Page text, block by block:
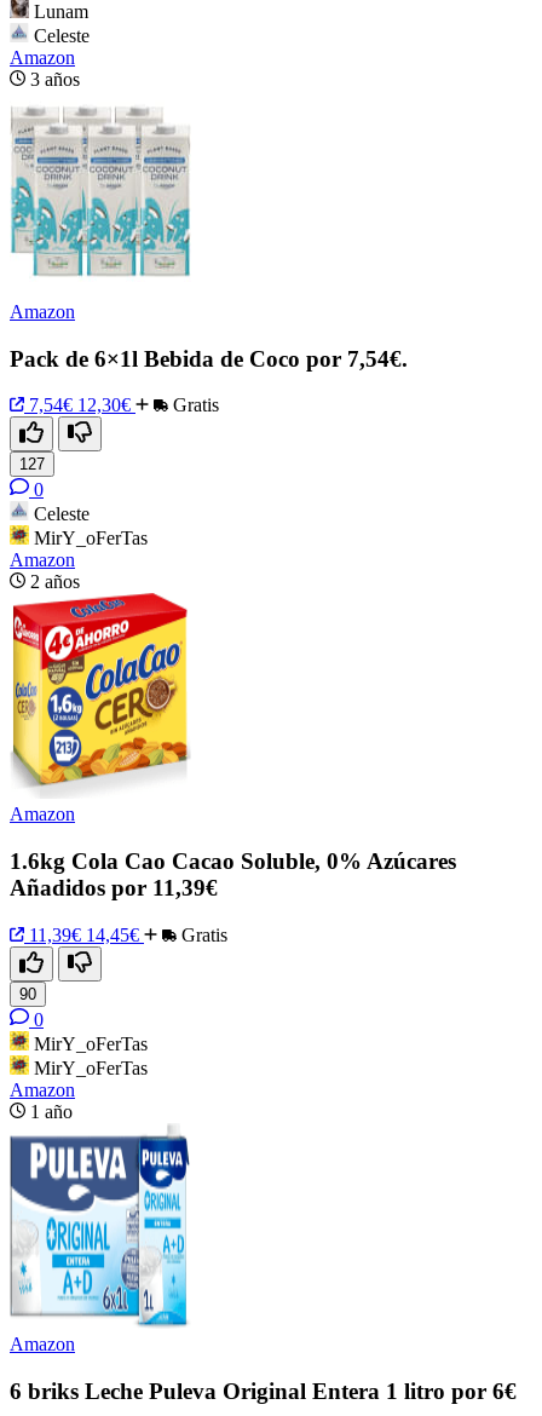
Lunam
Celeste
Amazon
3 años
Amazon
Pack de 6×1l Bebida de Coco por 7,54€.
7,54€ 12,30€ Gratis
127
0
Celeste
MirY_oFerTas
Amazon
2 años
Amazon
1.6kg Cola Cao Cacao Soluble, 0% Azúcares
Añadidos por 11,39€
11,39€ 14,45€ Gratis
90
0
MirY_oFerTas
MirY_oFerTas
Amazon
1 año
Amazon
6 briks Leche Puleva Original Entera 1 litro por 6€